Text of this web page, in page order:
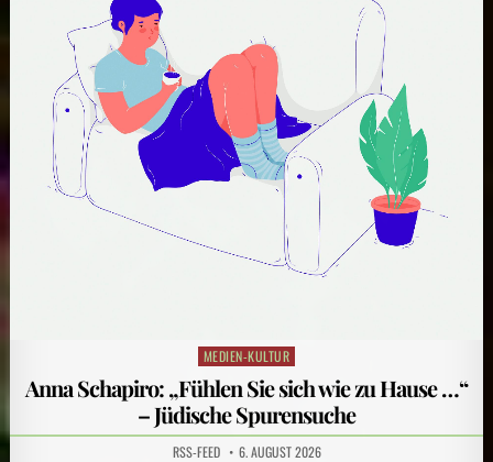
Posted
in
MEDIEN-KULTUR
Anna Schapiro: „Fühlen Sie sich wie zu Hause …“
– Jüdische Spurensuche
RSS-FEED 6. AUGUST 2026